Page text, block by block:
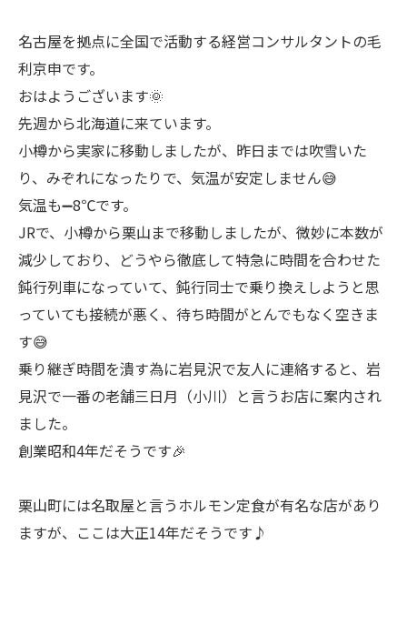
名古屋を拠点に全国で活動する経営コンサルタントの毛
利京申です。
おはようございます🌞
先週から北海道に来ています。
小樽から実家に移動しましたが、昨日までは吹雪いた
り、みぞれになったりで、気温が安定しません😅
気温も➖8℃です。
JRで、小樽から栗山まで移動しましたが、微妙に本数が
減少しており、どうやら徹底して特急に時間を合わせた
鈍行列車になっていて、鈍行同士で乗り換えしようと思
っていても接続が悪く、待ち時間がとんでもなく空きま
す😅
乗り継ぎ時間を潰す為に岩見沢で友人に連絡すると、岩
見沢で一番の老舗三日月（小川）と言うお店に案内され
ました。
創業昭和4年だそうです🎉
栗山町には名取屋と言うホルモン定食が有名な店があり
ますが、ここは大正14年だそうです♪